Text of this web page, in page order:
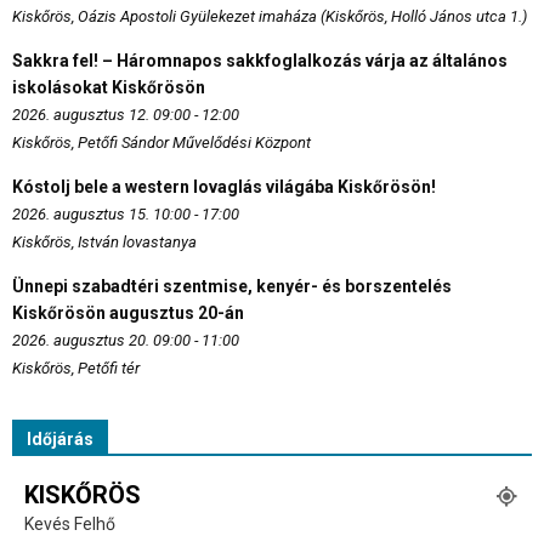
Kiskőrös, Oázis Apostoli Gyülekezet imaháza (Kiskőrös, Holló János utca 1.)
Sakkra fel! – Háromnapos sakkfoglalkozás várja az általános
iskolásokat Kiskőrösön
2026. augusztus 12. 09:00 - 12:00
Kiskőrös, Petőfi Sándor Művelődési Központ
Kóstolj bele a western lovaglás világába Kiskőrösön!
2026. augusztus 15. 10:00 - 17:00
Kiskőrös, István lovastanya
Ünnepi szabadtéri szentmise, kenyér- és borszentelés
Kiskőrösön augusztus 20-án
2026. augusztus 20. 09:00 - 11:00
Kiskőrös, Petőfi tér
Időjárás
KISKŐRÖS
Kevés Felhő